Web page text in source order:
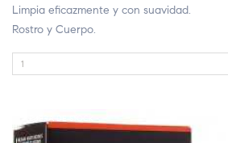
Limpia eficazmente y con suavidad.
Rostro y Cuerpo.
FUERA DE STOCK